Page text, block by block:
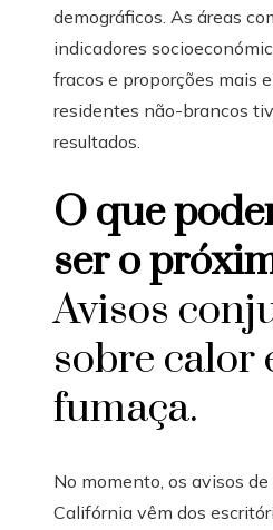
demográficos. As áreas
indicadores
fracos e proporções mais
residentes não-brancos
resultados.
O que
ser o
Avisos
sobre calor
fumaça.
No momento, os avisos
Califórnia vêm dos